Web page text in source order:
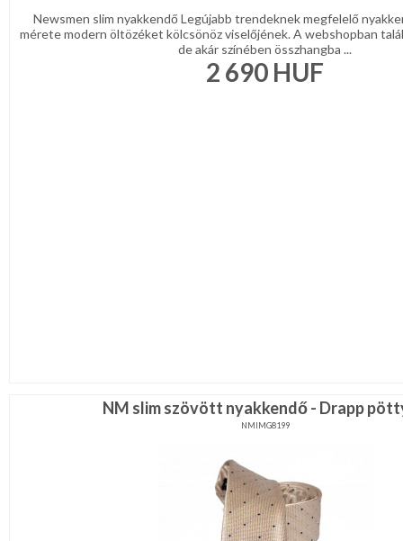
Newsmen slim nyakkendő Legújabb trendeknek megfelelő
mérete modern öltözéket kölcsönöz viselőjének. A webshopban
de akár színében összhangba ...
2 690 HUF
NM slim szövött nyakkendő - Drapp
NMIMG8199